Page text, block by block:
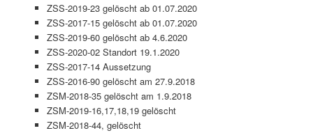
ZSS-2019-23 gelöscht ab 01.07.2020
ZSS-2017-15 gelöscht ab 01.07.2020
ZSS-2019-60 gelöscht ab 4.6.2020
ZSS-2020-02 Standort 19.1.2020
ZSS-2017-14 Aussetzung
ZSS-2016-90 gelöscht am 27.9.2018
ZSM-2018-35 gelöscht am 1.9.2018
ZSM-2019-16,17,18,19 gelöscht
ZSM-2018-44, gelöscht